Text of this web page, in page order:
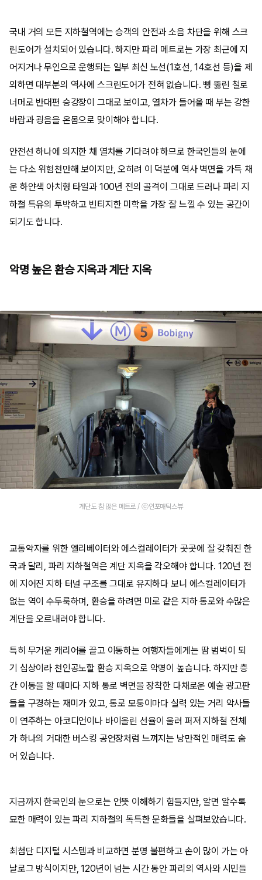
국내 거의 모든 지하철역에는 승객의 안전과 소음 차단을 위해 스크
린도어가 설치되어 있습니다. 하지만 파리 메트로는 가장 최근에 지
어지거나 무인으로 운행되는 일부 최신 노선(1호선, 14호선 등)을 제
외하면 대부분의 역사에 스크린도어가 전혀 없습니다. 뻥 뚫린 철로
너머로 반대편 승강장이 그대로 보이고, 열차가 들어올 때 부는 강한
바람과 굉음을 온몸으로 맞이해야 합니다.
안전선 하나에 의지한 채 열차를 기다려야 하므로 한국인들의 눈에
는 다소 위험천만해 보이지만, 오히려 이 덕분에 역사 벽면을 가득 채
운 하얀색 아치형 타일과 100년 전의 골격이 그대로 드러나 파리 지
하철 특유의 투박하고 빈티지한 미학을 가장 잘 느낄 수 있는 공간이
되기도 합니다.
악명 높은 환승 지옥과 계단 지옥
계단도 참 많은 메트로 / ⓒ인포매틱스뷰
교통약자를 위한 엘리베이터와 에스컬레이터가 곳곳에 잘 갖춰진 한
국과 달리, 파리 지하철역은 계단 지옥을 각오해야 합니다. 120년 전
에 지어진 지하 터널 구조를 그대로 유지하다 보니 에스컬레이터가
없는 역이 수두룩하며, 환승을 하려면 미로 같은 지하 통로와 수많은
계단을 오르내려야 합니다.
특히 무거운 캐리어를 끌고 이동하는 여행자들에게는 땀 범벅이 되
기 십상이라 천인공노할 환승 지옥으로 악명이 높습니다. 하지만 층
간 이동을 할 때마다 지하 통로 벽면을 장착한 다채로운 예술 광고판
들을 구경하는 재미가 있고, 통로 모퉁이마다 실력 있는 거리 악사들
이 연주하는 아코디언이나 바이올린 선율이 울려 퍼져 지하철 전체
가 하나의 거대한 버스킹 공연장처럼 느껴지는 낭만적인 매력도 숨
어 있습니다.
지금까지 한국인의 눈으로는 언뜻 이해하기 힘들지만, 알면 알수록
묘한 매력이 있는 파리 지하철의 독특한 문화들을 살펴보았습니다.
최첨단 디지털 시스템과 비교하면 분명 불편하고 손이 많이 가는 아
날로그 방식이지만, 120년이 넘는 시간 동안 파리의 역사와 시민들